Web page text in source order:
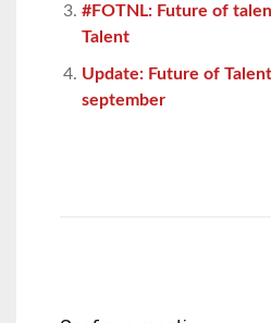
#FOTNL: Future of
Talent
Update: Future of
september